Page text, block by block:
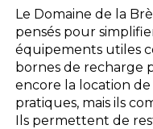
Les
Le Domaine de la
pensés pour
équipements utiles
bornes de recharge
encore la location de
pratiques, mais ils
Ils permettent de